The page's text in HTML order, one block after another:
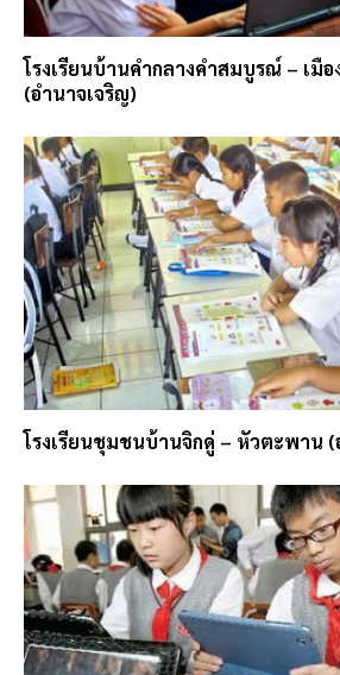
โรงเรียนบ้านคำกลางคำสมบูรณ์ – เมือ
(อำนาจเจริญ)
โรงเรียนชุมชนบ้านจิกดู่ – หัวตะพาน (